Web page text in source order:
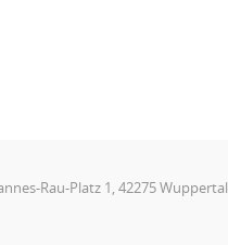
Rau-Platz 1, 42275 Wuppertal